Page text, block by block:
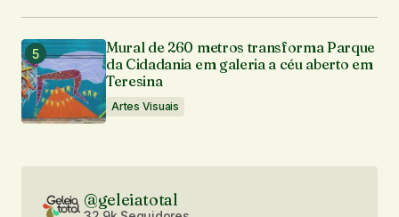
Mural de 260 metros transforma Parque
da Cidadania em galeria a céu aberto em
Teresina
Artes Visuais
@geleiatotal